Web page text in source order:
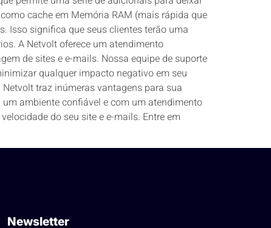
cache em Memória RAM (mais rápida que
Isso significa que seus clientes terão uma
A Netvolt oferece um atendimento
de sites e e-mails. Nossa equipe de suporte
qualquer impacto negativo em seu
traz inúmeras vantagens para sua
ambiente confiável e com um atendimento
do seu site e e-mails. Entre em
Newsletter